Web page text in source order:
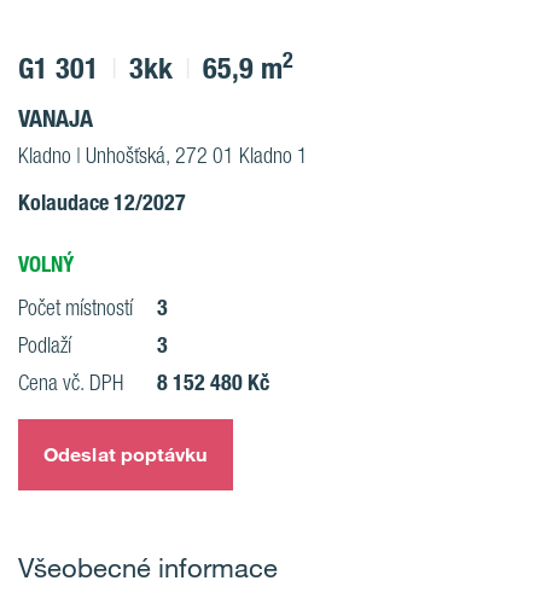
G1 301 3kk 65,9 m2
VANAJA
Kladno | Unhošťská, 272 01 Kladno 1
Kolaudace 12/2027
VOLNÝ
Počet místností 3
Podlaží 3
Cena vč. DPH 8 152 480 Kč
Odeslat poptávku
Všeobecné informace